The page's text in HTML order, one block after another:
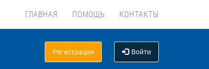
ГЛАВНАЯ ПОМОЩЬ КОНТАКТЫ
Регистрация Войти